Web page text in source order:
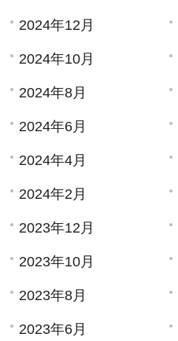
2024年12月
2024年10月
2024年8月
2024年6月
2024年4月
2024年2月
2023年12月
2023年10月
2023年8月
2023年6月